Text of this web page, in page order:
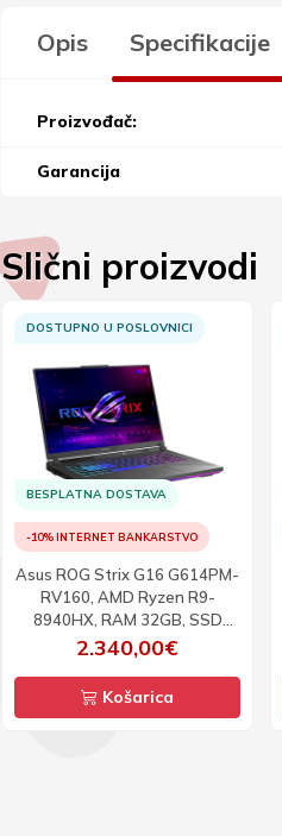
Opis Specifikacije
Proizvođač:
Garancija
Slični proizvodi
DOSTUPNO U POSLOVNICI
BESPLATNA DOSTAVA
-10% INTERNET BANKARSTVO
Asus ROG Strix G16 G614PM-
RV160, AMD Ryzen R9-
8940HX, RAM 32GB, SSD
1TB, RTX 5060, 16inch,
2.340,00€
Košarica